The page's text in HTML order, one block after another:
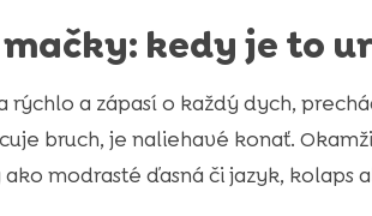
kedy je to
rýchlo a zápasí o každý dych,
bruch, je naliehavé konať.
modrasté ďasná či jazyk, kolaps